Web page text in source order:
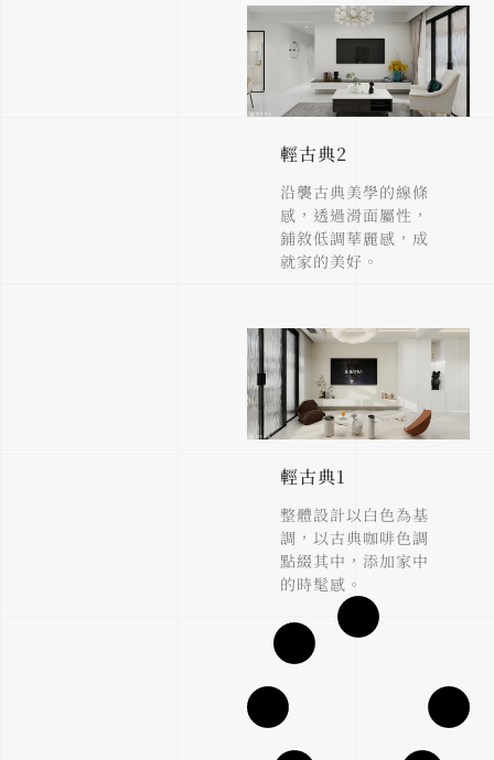
輕古典2
沿襲古典美學的線條
感，透過滑面屬性，
鋪敘低調華麗感，成
就家的美好。
輕古典1
整體設計以白色為基
調，以古典咖啡色調
點綴其中，添加家中
的時髦感。